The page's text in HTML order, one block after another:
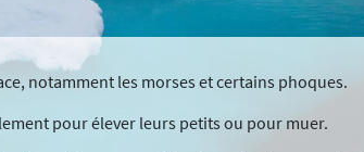
notamment les morses et certains phoques.
pour élever leurs petits ou pour muer.